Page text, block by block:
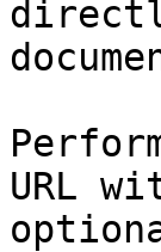
URL